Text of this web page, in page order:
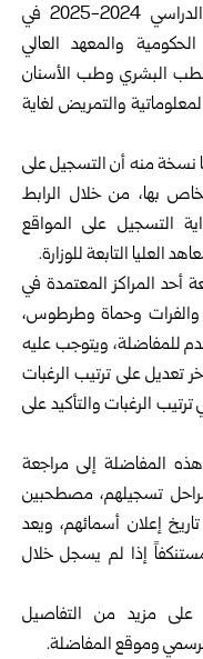
التأهيل ‏والتخصص “عام ومواز” للعام الدراسي 2024-2025 في
والمعهد العالي
‏البشري وطب الأسنان
‏والتمريض لغاية
نسخة منه أن التسجيل على
بها، ‏من خلال الرابط
‏التسجيل على ‏المواقع
العليا ‏التابعة ‏للوزارة.‏
أحد المراكز المعتمدة ‏في
وحماة وطرطوس،
للمفاضلة، ويتوجب عليه
تعديل على ترتيب الرغبات
الرغبات والتأكيد على
المفاضلة إلى مراجعة
مراحل تسجيلهم، مصطحبين
خلال 15 يوماً من تاريخ إعلان أسمائهم، ويعد
إذا لم يسجل خلال
على مزيد من التفاصيل
وموقع المفاضلة.‏